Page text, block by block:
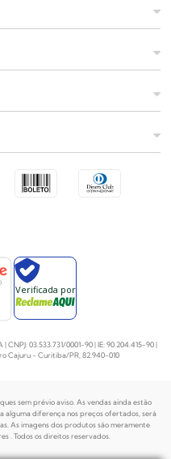
Verificada por
CNPJ: 03.533.731/0001-90 | IE: 90.204.415-90 |
Cajuru - Curitiba/PR, 82.940-010
sem prévio aviso. As vendas ainda estão
alguma diferença nos preçosofertados, será
As imagens dos produtos são meramente
. Todos os direitos reservados.